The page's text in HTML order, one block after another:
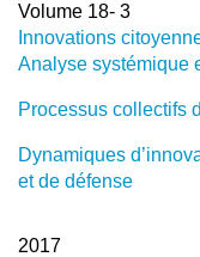
Volume 18- 3
Innovations
Analyse systémique
Processus collectifs
Dynamiques
et de défense
2017